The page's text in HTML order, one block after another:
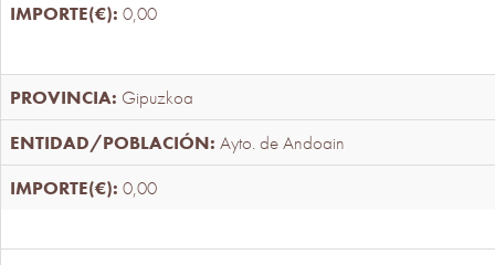
0,00
Gipuzkoa
Ayto. de Andoain
0,00